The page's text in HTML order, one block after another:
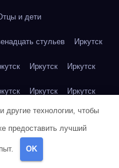
и дети
стульев Иркутск
Иркутск Иркутск
Иркутск Иркутск
Иркутск Иркутск
Иркутск Йогурт
другие технологии, чтобы
предоставить лучший
OK